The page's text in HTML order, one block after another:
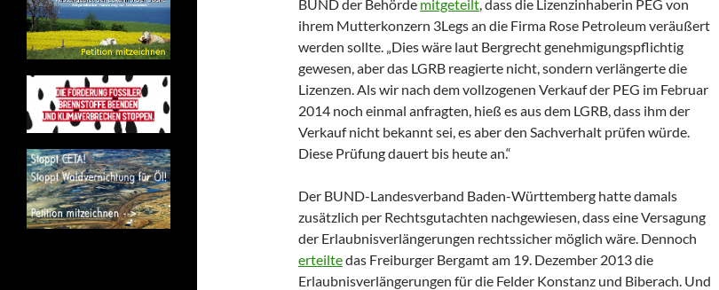
BUND der Behörde mitgeteilt, dass die Lizenzinhaberin PEG von
ihrem Mutterkonzern 3Legs an die Firma Rose Petroleum veräußert
werden sollte. „Dies wäre laut Bergrecht genehmigungspflichtig
gewesen, aber das LGRB reagierte nicht, sondern verlängerte die
Lizenzen. Als wir nach dem vollzogenen Verkauf der PEG im Februar
2014 noch einmal anfragten, hieß es aus dem LGRB, dass ihm der
Verkauf nicht bekannt sei, es aber den Sachverhalt prüfen würde.
Diese Prüfung dauert bis heute an.“
Der BUND-Landesverband Baden-Württemberg hatte damals
zusätzlich per Rechtsgutachten nachgewiesen, dass eine Versagung
der Erlaubnisverlängerungen rechtssicher möglich wäre. Dennoch
erteiltedas Freiburger Bergamt am 19. Dezember 2013 die
Erlaubnisverlängerungen für die Felder Konstanz und Biberach. Und